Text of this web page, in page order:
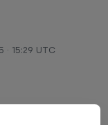
· 15:29 UTC